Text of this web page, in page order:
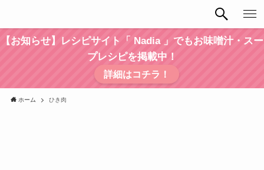
【お知らせ】レシピサイト「 Nadia 」でもお味噌汁・スー
プレシピを掲載中！
詳細はコチラ！
ホーム ひき肉